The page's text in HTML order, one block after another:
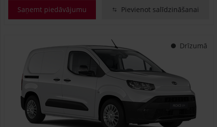
Saņemt piedāvājumu Pievienot salīdzināšanai
Drīzumā